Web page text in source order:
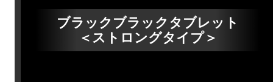
ブラックブラックタブレット
＜ストロングタイプ＞